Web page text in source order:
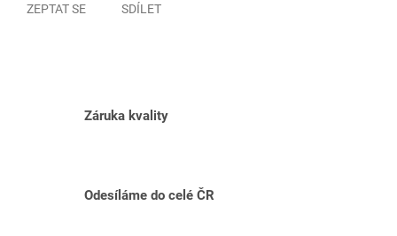
ZEPTAT SE SDÍLET
Záruka kvality
Odesíláme do celé ČR